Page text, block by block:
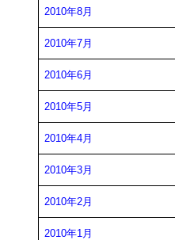
2010年8月
2010年7月
2010年6月
2010年5月
2010年4月
2010年3月
2010年2月
2010年1月